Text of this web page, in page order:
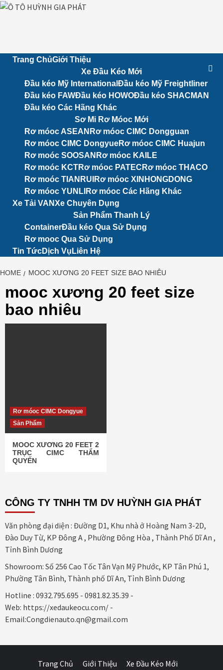
Trang ChủGiới Thiệu
Xe Đầu Kéo Mới
Đầu kéo Mỹ International Đầu kéo Mỹ Freightliner
Đầu kéo FAWĐầu kéo HOWOĐầu kéo SHACMAN
Đầu kéo Các Hãng Khác
Sơ Mi Rơ Móoc Mới
Rơ móoc ASEAN Rơ móoc CIMC Dongguan
Rơ móoc CIMC DongyueRơ móoc CIMC Huajun
Rơ moóc SOOSAN Rơ móoc KAILE
Rơ moóc KCTRơ móoc PATEC Rơ móoc THACO
Rơ moóc TIANRUI Rơ móoc XINHONGDONG
Rơ móoc YUNLI Rơ móoc Các Hãng Khác
Xe Tải VANXe Chuyên Dụng
Sản Phẩm Thanh Lý
ContainerĐầu kéo Qua Sử Dụng
Rơ mooc Qua Sử Dụng
Tin TứcDịch Vụ Liên Hệ
HOME MOOC XƯƠNG 20 FEET SIZE BAO NHIÊU
mooc xương 20 feet size
bao nhiêu
Rơ móoc CIMC Dongyue
Sản Phẩm
MOOC XƯƠNG 20 FEET 2
TRỤC CIMC THẨM
QUYẾN
CÔNG TY TNHH TM DV HUỲNH GIA PHÁT
Văn phòng đại diện : Đường D1, Khu nhà ở Hoàng Nam 3-2D,
Đào Duy Từ, KP Đông A , Phường Đông Hòa , Thành Phố Dĩ An ,
Tỉnh Bình Dương
Showroom: Số 256 Cao Tốc Tân Vạn Mỹ Phước, KP Tân Phú 1,
Phường Tân Bình, Thành phố Dĩ An, Tỉnh Bình Dương
Hotline : 0932.795.695 - 0981.82.35.39 -
Web: https://xedaukeocu.com/ -
Email:Congdienauto.qn@gmail.com
Trang Chủ Giới Thiệu Xe Đầu Kéo Mới